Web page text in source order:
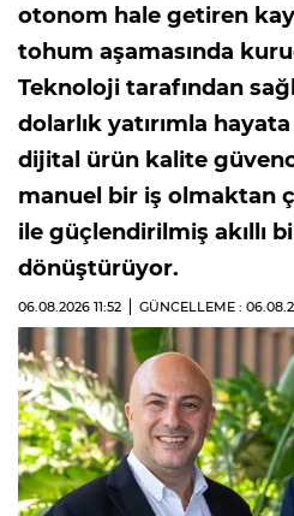
otonom hale getiren
tohum aşamasında
Teknoloji tarafından
dolarlık yatırımla
dijital ürün kalite
manuel bir iş olmaktan
ile güçlendirilmiş akıllı
dönüştürüyor.
06.08.2026 11:52 GÜNCELLEME :